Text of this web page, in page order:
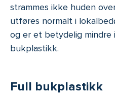
strammes ikke huden
utføres normalt i
og er et betydelig
bukplastikk.
Full bukplastikk